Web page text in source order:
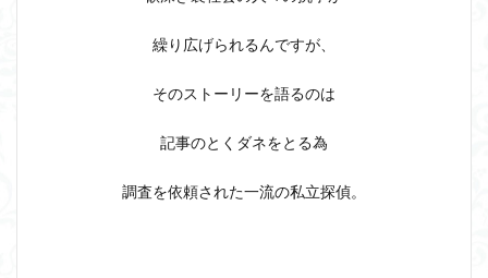
繰り広げられるんですが、
そのストーリーを語るのは
記事のとくダネをとる為
調査を依頼された一流の私立探偵。